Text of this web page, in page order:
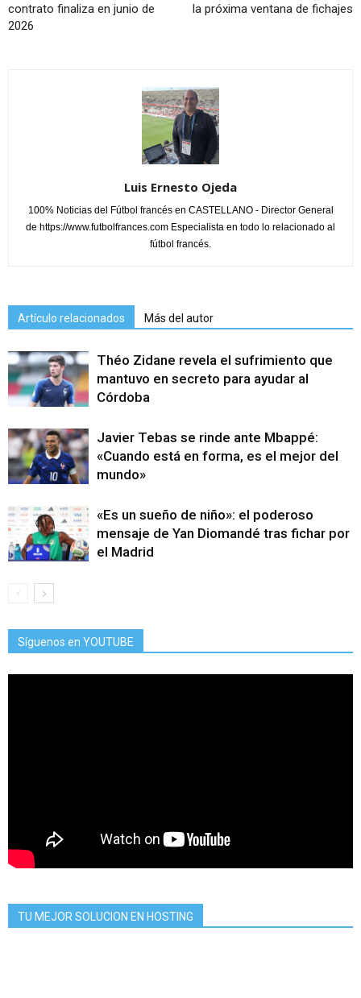
contrato finaliza en junio de
2026
la próxima ventana de fichajes
Luis Ernesto Ojeda
100% Noticias del Fútbol francés en CASTELLANO - Director General
de https://www.futbolfrances.com Especialista en todo lo relacionado al
fútbol francés.
Artículo relacionados Más del autor
Théo Zidane revela el sufrimiento que
mantuvo en secreto para ayudar al
Córdoba
Javier Tebas se rinde ante Mbappé:
«Cuando está en forma, es el mejor del
mundo»
«Es un sueño de niño»: el poderoso
mensaje de Yan Diomandé tras fichar por
el Madrid
Síguenos en YOUTUBE
TU MEJOR SOLUCION EN HOSTING